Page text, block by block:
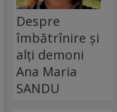
Despre
îmbătrînire și
alți demoni
Ana Maria
SANDU